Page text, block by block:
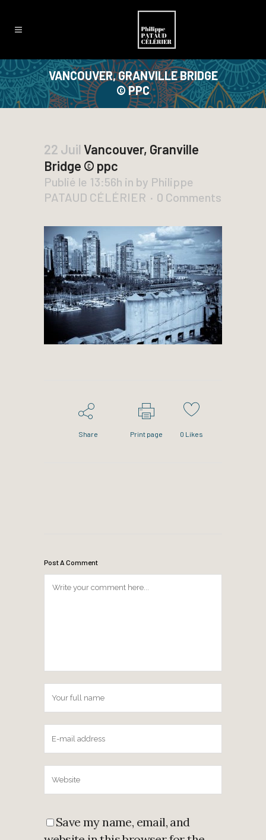
VANCOUVER, GRANVILLE BRIDGE
© PPC
22 Juil Vancouver, Granville
Bridge © ppc
Publié le 13:56h in by Philippe
PATAUD CÉLÉRIER
0 Comments
Share Print page 0 Likes
Post A Comment
Save my name, email, and